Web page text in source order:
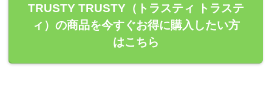
TRUSTY TRUSTY（トラスティ トラステ
ィ）の商品を今すぐお得に購入したい方
はこちら